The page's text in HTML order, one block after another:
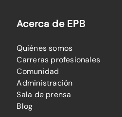
Acerca de EPB
Quiénes somos
Carreras profesionales
Comunidad
Administración
Sala de prensa
Blog